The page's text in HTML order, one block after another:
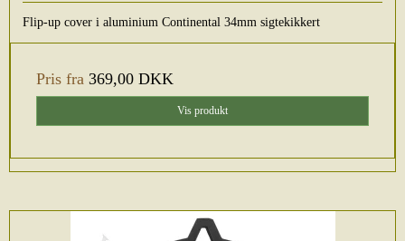
Flip-up cover i aluminium Continental 34mm sigtekikkert
Pris fra 369,00 DKK
Vis produkt